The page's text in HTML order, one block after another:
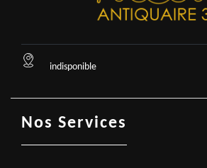
indisponible
Nos Services